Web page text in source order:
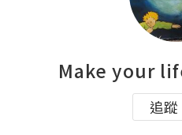
Make your
追蹤